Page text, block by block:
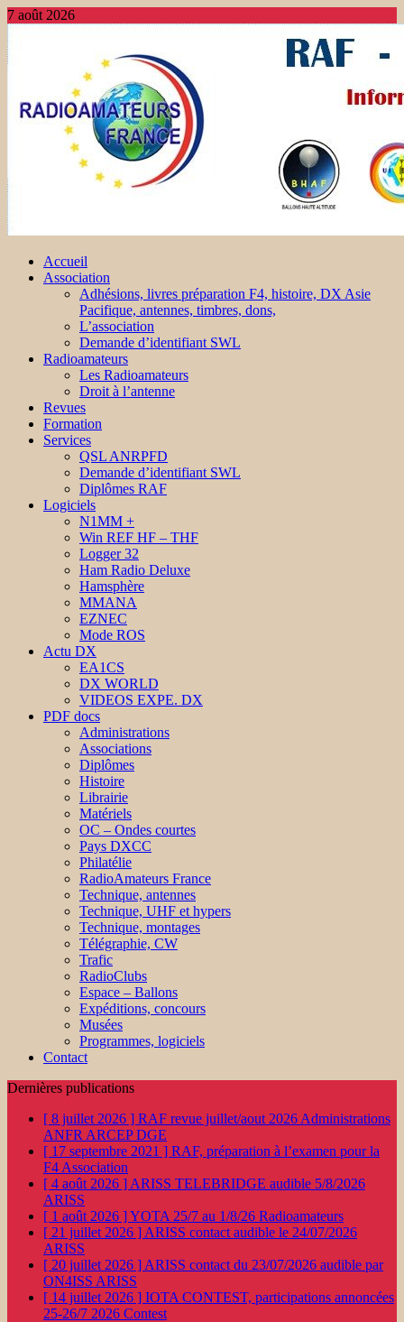
7 août 2026
Accueil
Association
Adhésions, livres préparation F4, histoire, DX Asie
Pacifique, antennes, timbres, dons,
L’association
Demande d’identifiant SWL
Radioamateurs
Les Radioamateurs
Droit à l’antenne
Revues
Formation
Services
QSL ANRPFD
Demande d’identifiant SWL
Diplômes RAF
Logiciels
N1MM +
Win REF HF – THF
Logger 32
Ham Radio Deluxe
Hamsphère
MMANA
EZNEC
Mode ROS
Actu DX
EA1CS
DX WORLD
VIDEOS EXPE. DX
PDF docs
Administrations
Associations
Diplômes
Histoire
Librairie
Matériels
OC – Ondes courtes
Pays DXCC
Philatélie
RadioAmateurs France
Technique, antennes
Technique, UHF et hypers
Technique, montages
Télégraphie, CW
Trafic
RadioClubs
Espace – Ballons
Expéditions, concours
Musées
Programmes, logiciels
Contact
Dernières publications
[ 8 juillet 2026 ] RAF revue juillet/aout 2026 Administrations
ANFR ARCEP DGE
[ 17 septembre 2021 ] RAF, préparation à l’examen pour la
F4 Association
[ 4 août 2026 ] ARISS TELEBRIDGE audible 5/8/2026
ARISS
[ 1 août 2026 ]YOTA 25/7 au 1/8/26 Radioamateurs
[ 21 juillet 2026 ] ARISS contact audible le 24/07/2026
ARISS
[ 20 juillet 2026 ] ARISS contact du 23/07/2026 audible par
ON4ISS ARISS
[ 14 juillet 2026 ] IOTA CONTEST, participations annoncées
25-26/7 2026 Contest